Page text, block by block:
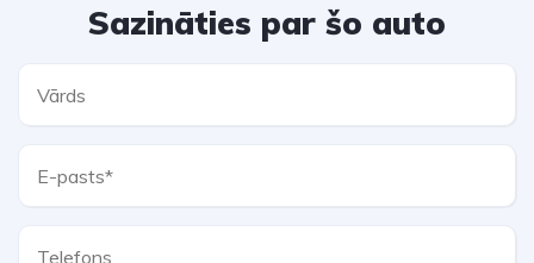
Sazināties par šo auto